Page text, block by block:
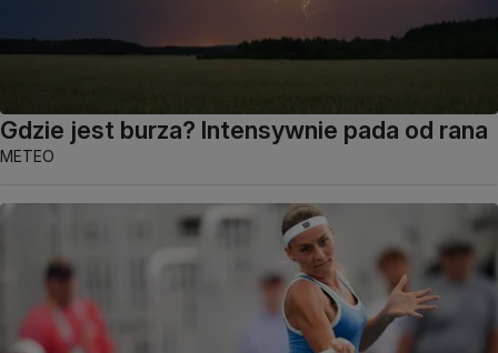
Gdzie jest burza? Intensywnie pada od rana
METEO